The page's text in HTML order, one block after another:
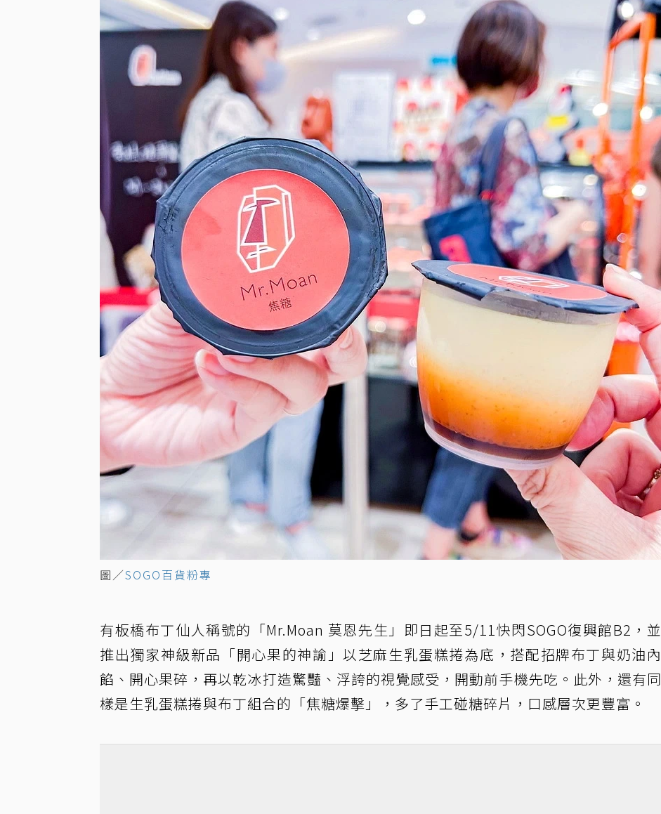
圖／SOGO百貨粉專
有板橋布丁仙人稱號的「Mr.Moan 莫恩先生」即日起至5/11快閃SOGO復興館B2，並
推出獨家神級新品「開心果的神諭」以芝麻生乳蛋糕捲為底，搭配招牌布丁與奶油內
餡、開心果碎，再以乾冰打造驚豔、浮誇的視覺感受，開動前手機先吃。此外，還有同
樣是生乳蛋糕捲與布丁組合的「焦糖爆擊」，多了手工碰糖碎片，口感層次更豐富。